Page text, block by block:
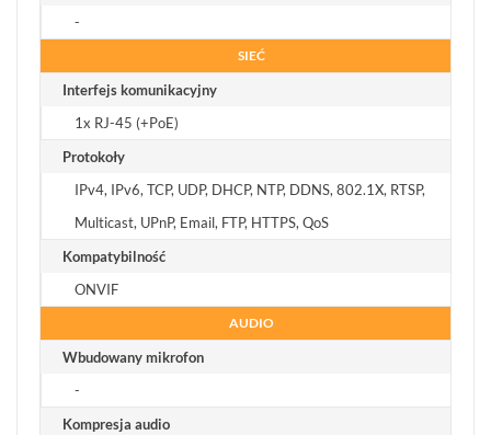
-
SIEĆ
Interfejs komunikacyjny
1x RJ-45 (+PoE)
Protokoły
IPv4, IPv6, TCP, UDP, DHCP, NTP, DDNS, 802.1X, RTSP,
Multicast, UPnP, Email, FTP, HTTPS, QoS
Kompatybilność
ONVIF
AUDIO
Wbudowany mikrofon
-
Kompresja audio